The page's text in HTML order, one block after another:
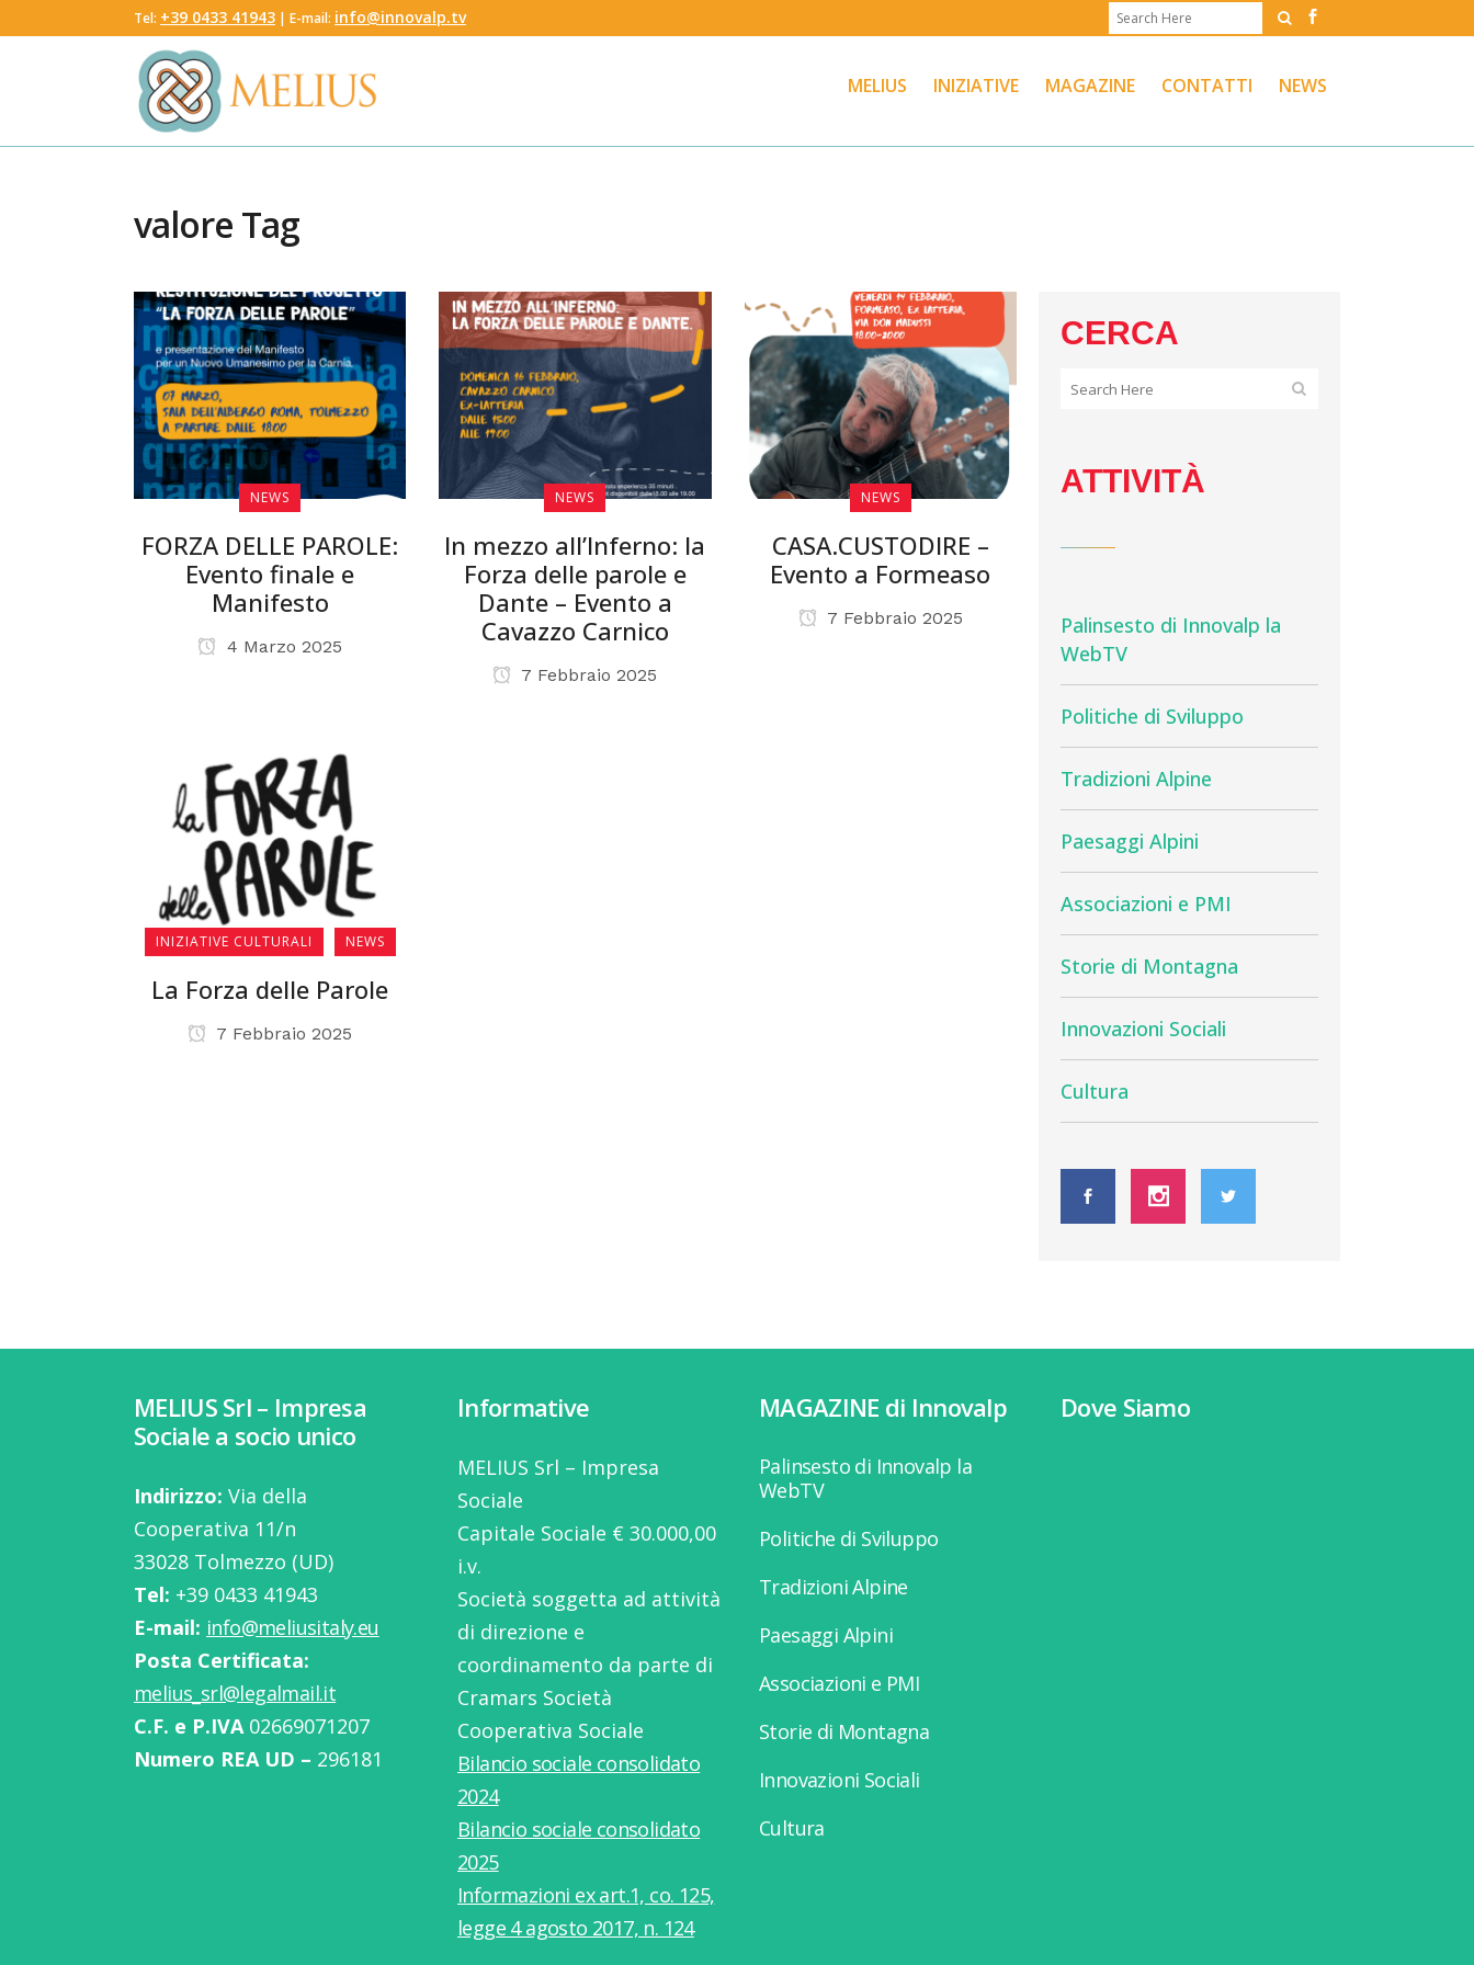
Tel: ‭+39 0433 41943 ‬ | E-mail: info@innovalp.tv
MELIUS INIZIATIVE MAGAZINE CONTATTI NEWS
valore Tag
NEWS
FORZA DELLE PAROLE:
Evento finale e
Manifesto
4 Marzo 2025
NEWS
In mezzo all’Inferno: la
Forza delle parole e
Dante – Evento a
Cavazzo Carnico
7 Febbraio 2025
NEWS
CASA.CUSTODIRE –
Evento a Formeaso
7 Febbraio 2025
INIZIATIVE CULTURALI NEWS
La Forza delle Parole
7 Febbraio 2025
CERCA
ATTIVITÀ
Palinsesto di Innovalp la
WebTV
Politiche di Sviluppo
Tradizioni Alpine
Paesaggi Alpini
Associazioni e PMI
Storie di Montagna
Innovazioni Sociali
Cultura
MELIUS Srl – Impresa
Sociale a socio unico
Indirizzo: Via della
Cooperativa 11/n
33028 Tolmezzo (UD)
Tel: ‭+39 0433 41943
E-mail: info@meliusitaly.eu
Posta Certificata:
melius_srl@legalmail.it
C.F. e P.IVA02669071207
Numero REA UD – 296181
Informative
MELIUS Srl – Impresa
Sociale
Capitale Sociale € 30.000,00
i.v.
Società soggetta ad attività
di direzione e
coordinamento da parte di
Cramars Società
Cooperativa Sociale
Bilancio sociale consolidato
2024
Bilancio sociale consolidato
2025
Informazioni ex art.1, co. 125,
legge 4 agosto 2017, n. 124
MAGAZINE di Innovalp
Palinsesto di Innovalp la
WebTV
Politiche di Sviluppo
Tradizioni Alpine
Paesaggi Alpini
Associazioni e PMI
Storie di Montagna
Innovazioni Sociali
Cultura
Dove Siamo